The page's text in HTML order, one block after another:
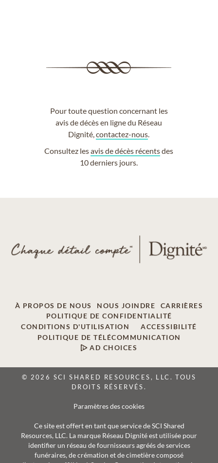
Pour toute question concernant les
avis de décès en ligne du Réseau
Dignité,contactez-nous
Consultez lesavis de décès récentsdes
10 derniers jours.
À PROPOS DE NOUS NOUS JOINDRE
CARRIÈRES
POLITIQUE DE CONFIDENTIALITÉ
CONDITIONS D'UTILISATION
ACCESSIBILITÉ
POLITIQUE DE TÉLÉCOMMUNICATION
AD CHOICES
© 2026 SCI SHARED RESOURCES, LLC. TOUS
DROITS RÉSERVÉS.
Paramètres des cookies
Ce site est offert en tant que service de SCI Shared
Resources, LLC. La marque Réseau Dignité est utilisée pour
identifier un réseau de fournisseurs agréés de services
funéraires, de crémation et de cimetière composé